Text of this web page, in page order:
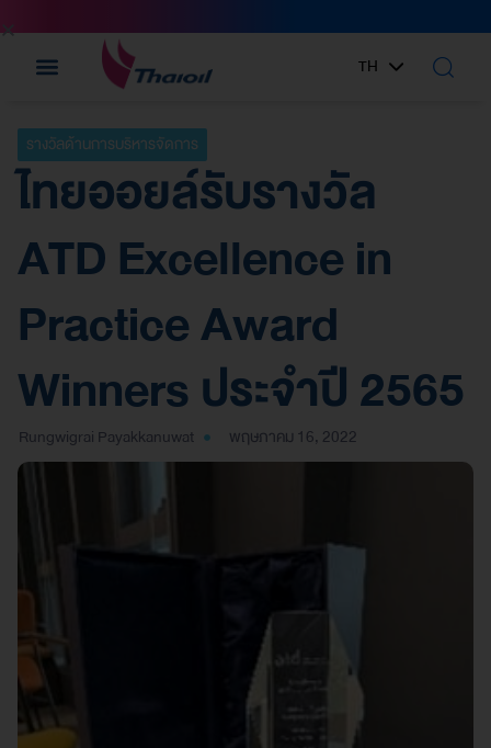
TH
EN
รางวัลด้านการบริหารจัดการ
ไทยออยล์รับรางวัล
ATD Excellence in
Practice Award
Winners ประจำปี 2565
Rungwigrai Payakkanuwat พฤษภาคม 16, 2022